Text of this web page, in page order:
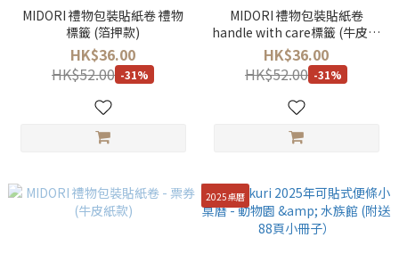
MIDORI 禮物包裝貼紙卷 禮物
標籤 (箔押款)
HK$36.00
HK$52.00 -31%
MIDORI 禮物包裝貼紙卷
handle with care標籤 (牛皮紙
款)
HK$36.00
HK$52.00 -31%
2025桌曆